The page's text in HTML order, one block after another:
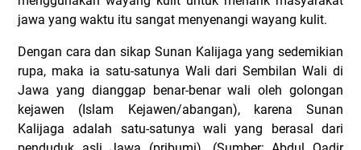
jawa yang waktu itu sangat menyenangi wayang kulit.
Dengan cara dan sikap Sunan Kalijaga yang sedemikian
rupa, maka ia satu-satunya Wali dari Sembilan Wali di
Jawa yang dianggap benar-benar wali oleh golongan
kejawen (Islam Kejawen/abangan), karena Sunan
Kalijaga adalah satu-satunya wali yang berasal dari